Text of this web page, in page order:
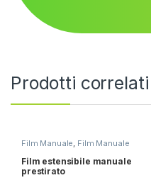
Prodotti correlati
Film Manuale, Film Manuale
Film estensibile manuale
prestirato